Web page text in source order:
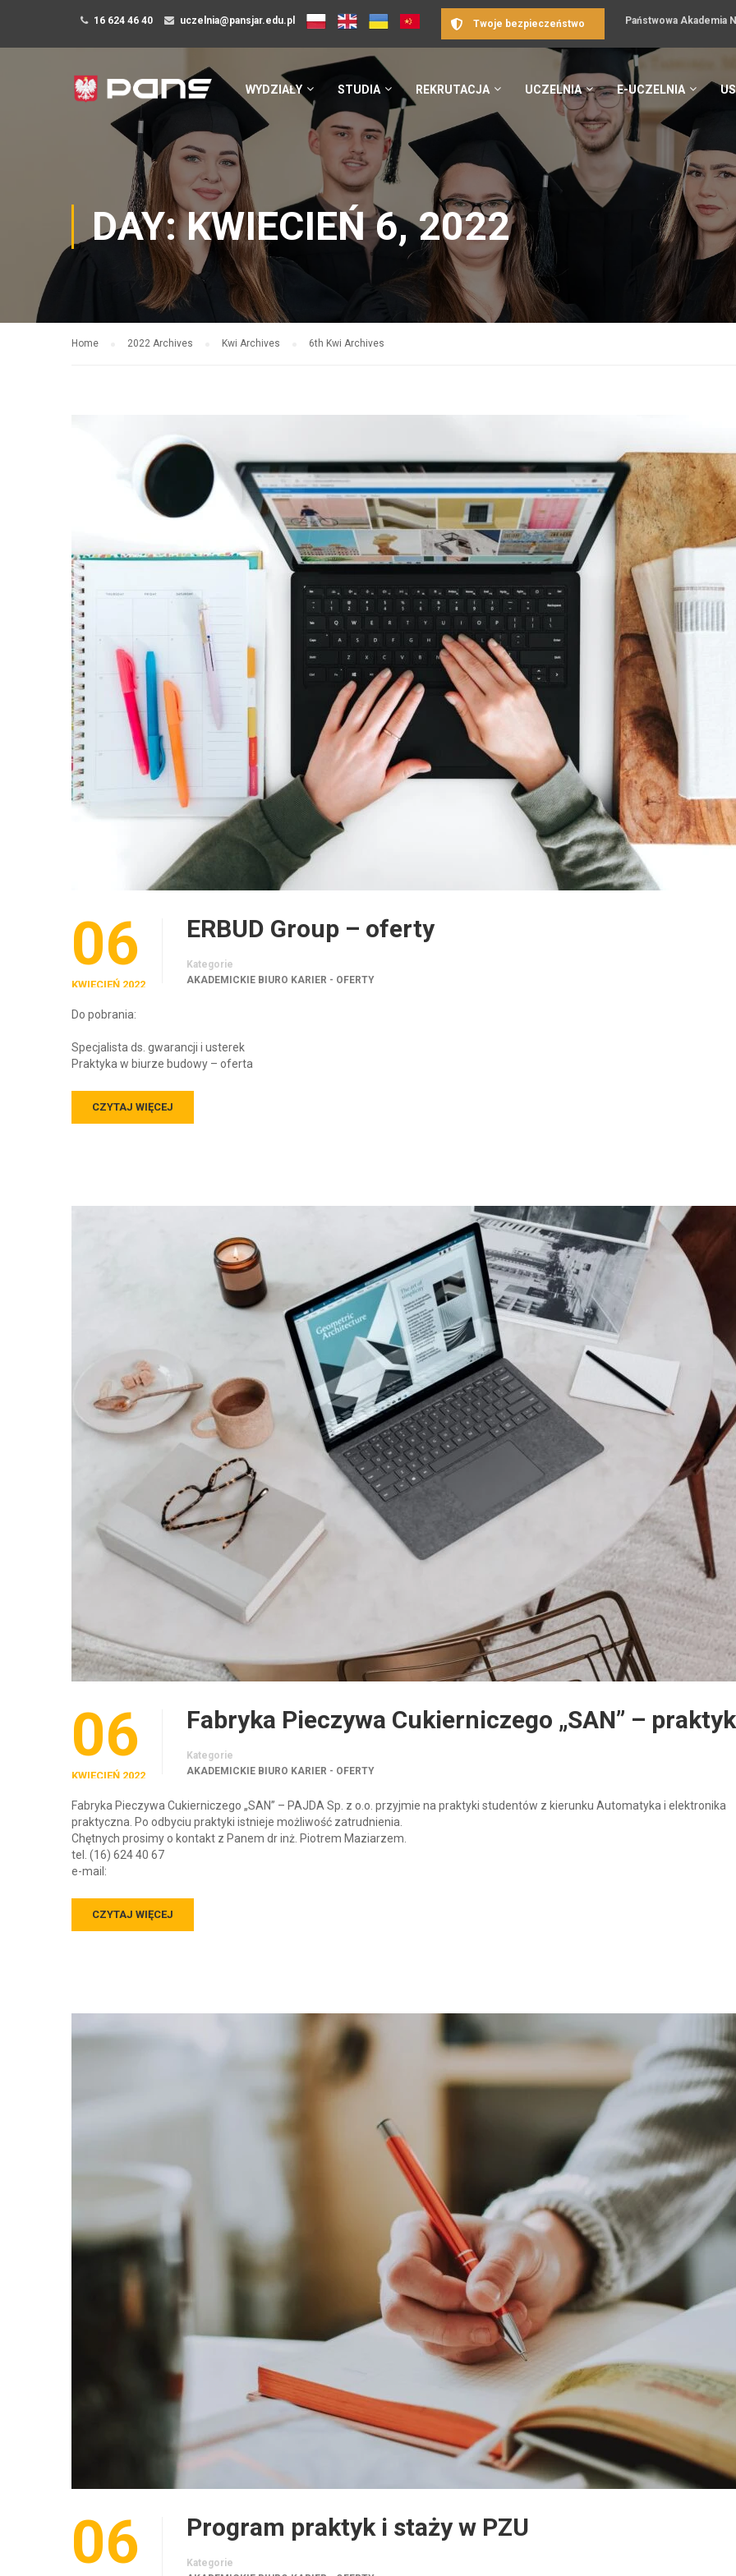
16 624 46 40 uczelnia@pansjar.edu.pl Państwowa Akademia
Twoje bezpieczeństwo
WYDZIAŁY STUDIA REKRUTACJA UCZELNIA E-UCZELNIA
DAY: KWIECIEŃ 6, 2022
Home 2022 Archives Kwi Archives 6th Kwi Archives
06
KWIECIEŃ 2022
ERBUD Group – oferty
Kategorie
AKADEMICKIE BIURO KARIER - OFERTY
Do pobrania:
Specjalista ds. gwarancji i usterek
Praktyka w biurze budowy – oferta
CZYTAJ WIĘCEJ
06
KWIECIEŃ 2022
Fabryka Pieczywa Cukierniczego „SAN” –
Kategorie
AKADEMICKIE BIURO KARIER - OFERTY
Fabryka Pieczywa Cukierniczego „SAN” – PAJDA Sp. z o.o. przyjmie na praktyki studentów z kierunku Automatyka i elektronika
praktyczna. Po odbyciu praktyki istnieje możliwość zatrudnienia.
Chętnych prosimy o kontakt z Panem dr inż. Piotrem Maziarzem.
tel. (16) 624 40 67
e-mail:
CZYTAJ WIĘCEJ
06 Program praktyk i staży w PZU
Kategorie